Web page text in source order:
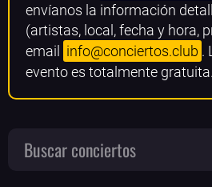
envíanos la información
(artistas, local, fecha y hora,
email info@conciertos.club .
evento es totalmente gratuita.
Buscar conciertos